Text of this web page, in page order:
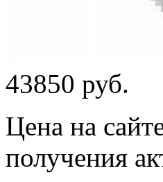
43850 руб.
Цена на
получения